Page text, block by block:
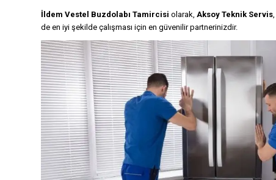
İldem Vestel Buzdolabı Tamircisi olarak, Aksoy Teknik Servis
de en iyi şekilde çalışması için en güvenilir partnerinizdir.